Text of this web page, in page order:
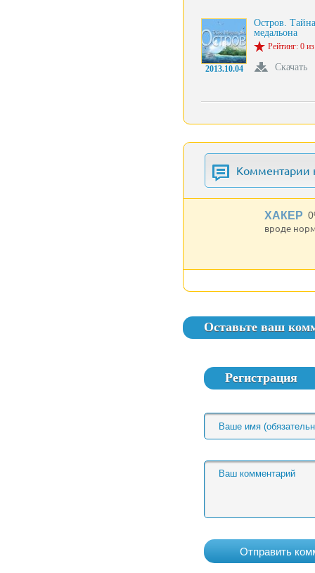
2013.10.04
Остров. Тайна
медальона
Рейтинг: 0
Скачать
Комментарии
ХАКЕР
вроде
Оставьте ваш
Регистрация